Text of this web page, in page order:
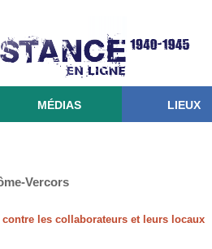
MÉDIAS LIEUX
Vercors
contre les collaborateurs et leurs locaux